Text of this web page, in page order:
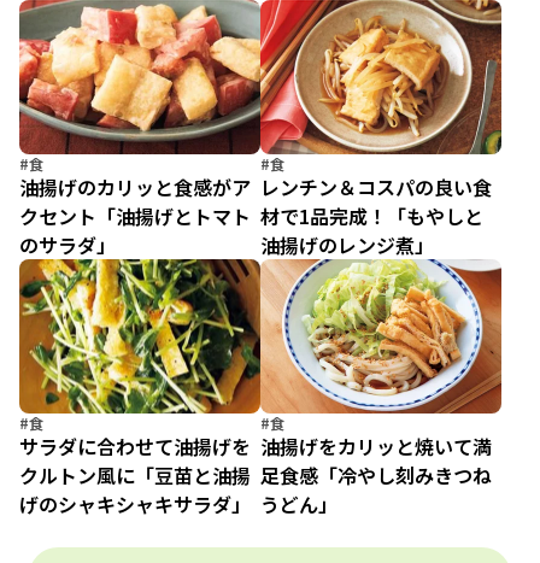
#食
油揚げのカリッと食感がア
クセント「油揚げとトマト
のサラダ」
#食
レンチン＆コスパの良い食
材で1品完成！「もやしと
油揚げのレンジ煮」
#食
サラダに合わせて油揚げを
クルトン風に「豆苗と油揚
げのシャキシャキサラダ」
#食
油揚げをカリッと焼いて満
足食感「冷やし刻みきつね
うどん」